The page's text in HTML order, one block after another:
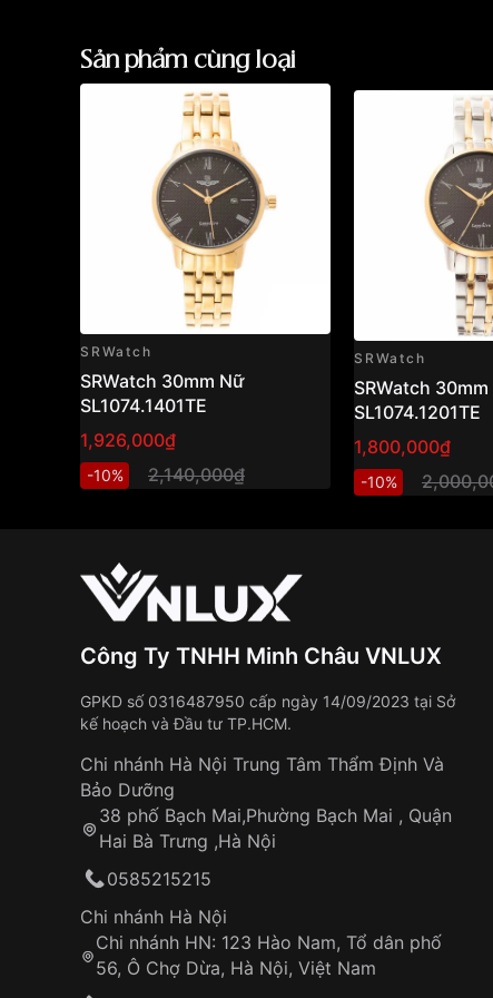
Sản phẩm cùng loại
SRWatch
SRWatch 30mm Nữ
SL1074.1401TE
1,926,000₫
-10% 2,140,000₫
SRWatch
SRWatch 30mm
SL1074.1201TE
1,800,000₫
-10%
Công Ty TNHH Minh Châu VNLUX
GPKD số 0316487950 cấp ngày 14/09/2023 tại Sở
kế hoạch và Đầu tư TP.HCM.
Chi nhánh Hà Nội Trung Tâm Thẩm Định Và
Bảo Dưỡng
38 phố Bạch Mai,Phường Bạch Mai , Quận
Hai Bà Trưng ,Hà Nội
0585215215
Chi nhánh Hà Nội
Chi nhánh HN: 123 Hào Nam, Tổ dân phố
56, Ô Chợ Dừa, Hà Nội, Việt Nam